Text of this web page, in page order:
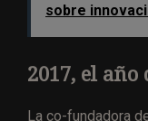
sobre
2017, el año
La co-fundadora